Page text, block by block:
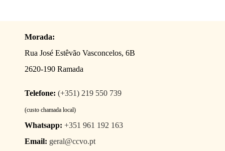
Morada:
Rua José Estêvão Vasconcelos, 6B
2620-190 Ramada
Telefone: (+351) 219 550 739
(custo chamada local)
Whatsapp: +351 961 192 163
Email: geral@ccvo.pt